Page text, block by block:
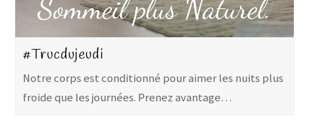
#Trucdujeudi
Notre corps est conditionné pour aimer les nuits plus
froide que les journées. Prenez avantage…